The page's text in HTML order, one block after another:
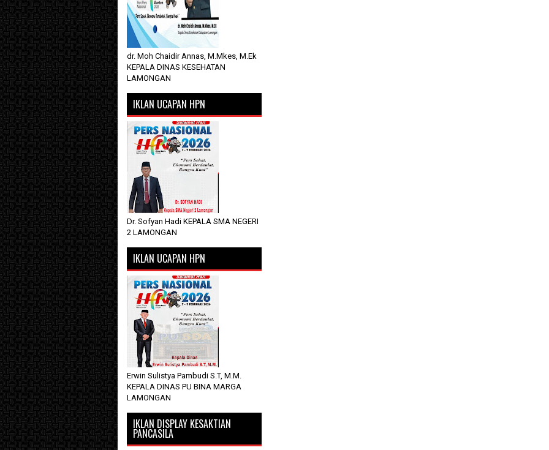
dr. Moh Chaidir Annas, M.Mkes, M.Ek
KEPALA DINAS KESEHATAN
LAMONGAN
IKLAN UCAPAN HPN
Dr. Sofyan Hadi KEPALA SMA NEGERI
2 LAMONGAN
IKLAN UCAPAN HPN
Erwin Sulistya Pambudi S.T, M.M.
KEPALA DINAS PU BINA MARGA
LAMONGAN
IKLAN DISPLAY KESAKTIAN
PANCASILA